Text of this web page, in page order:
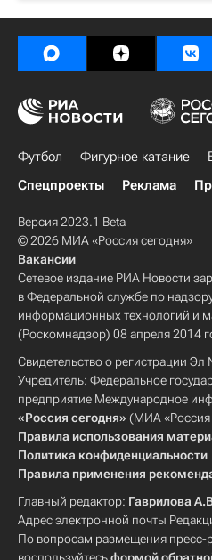
Футбол Фигурное катание
Спецпроекты
Реклама
Версия 2023.1 Beta
© 2026 МИА «Россия сегодня»
Вакансии
Сетевое издание РИА Новости
в Федеральной службе по
информационных технологий и
(Роскомнадзор) 08 апреля 2014
Свидетельство о регистрации
Учредитель: Федеральное
предприятие Международное
«Россия сегодня» (МИА «Россия
Правила использования
Политика конфиденциальности
Правила применения
Главный редактор: Гаврилова
Адрес электронной почты
По вопросам размещения пресс-